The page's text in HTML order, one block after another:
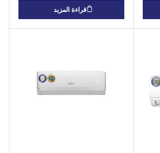
ذهبية، مع طقم أنابيب 3 متر
قراءة المزيد